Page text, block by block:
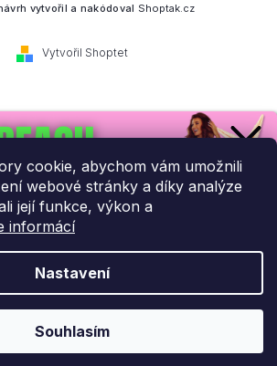
cookie, abychom vám umožnili
webové stránky a díky analýze
její funkce, výkon a
informácí
Nastavení
Souhlasím
Vytvořil Shoptet
vytvořil a nakódoval Shoptak.cz
se k našemu
newsletteru.
informace o našich novinkách a slevových
akcích.
Odebírat newsletter
Ochrana osobních údajů
UPLATNIT SLEVU!